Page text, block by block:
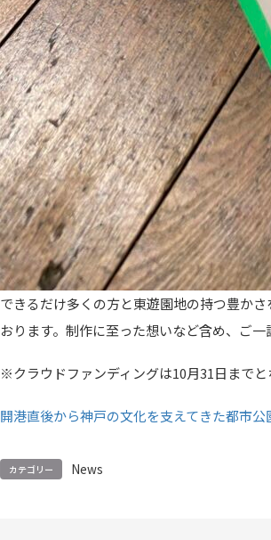
できるだけ多くの方と東遊園地の持つ豊か
おります。制作に至った想いなど含め、ご一
※クラウドファンディングは10月31日までと
開港直後から神戸の文化を支えてきた都市
カテゴリー News